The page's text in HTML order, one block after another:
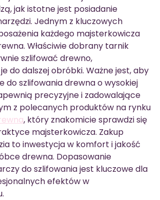
jak istotne jest posiadanie
Jednym z kluczowych
każdego majsterkowicza
Właściwie dobrany tarnik
szlifować drewno,
do dalszej obróbki. Ważne jest, aby
do szlifowania drewna o wysokiej
precyzyjne i zadowalające
z polecanych produktów na rynku
, który znakomicie sprawdzi się
majsterkowicza. Zakup
to inwestycja w komfort i jakość
drewna. Dopasowanie
do szlifowania jest kluczowe dla
efektów w